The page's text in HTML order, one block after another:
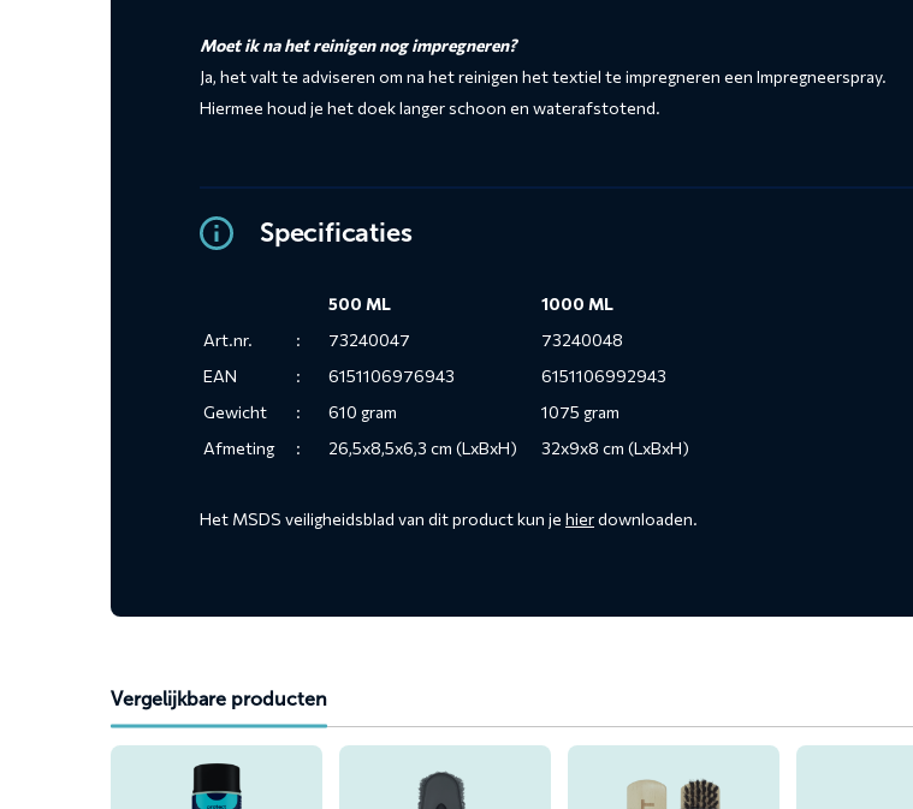
Moet ik na het reinigen nog impregneren?
Ja, het valt te adviseren om na het reinigen het textiel te impregneren een Impregneerspray.
Hiermee houd je het doek langer schoon en waterafstotend.
Specificaties
500 ML
1000 ML
Art.nr.
: 73240047
73240048
EAN
: 6151106976943
6151106992943
Gewicht
: 610 gram
1075 gram
Afmeting
: 26,5x8,5x6,3 cm (LxBxH) 32x9x8 cm (LxBxH)
Het MSDS veiligheidsblad van dit product kun je hierdownloaden.
Vergelijkbare producten
Lees
Lees
Lees
Lees